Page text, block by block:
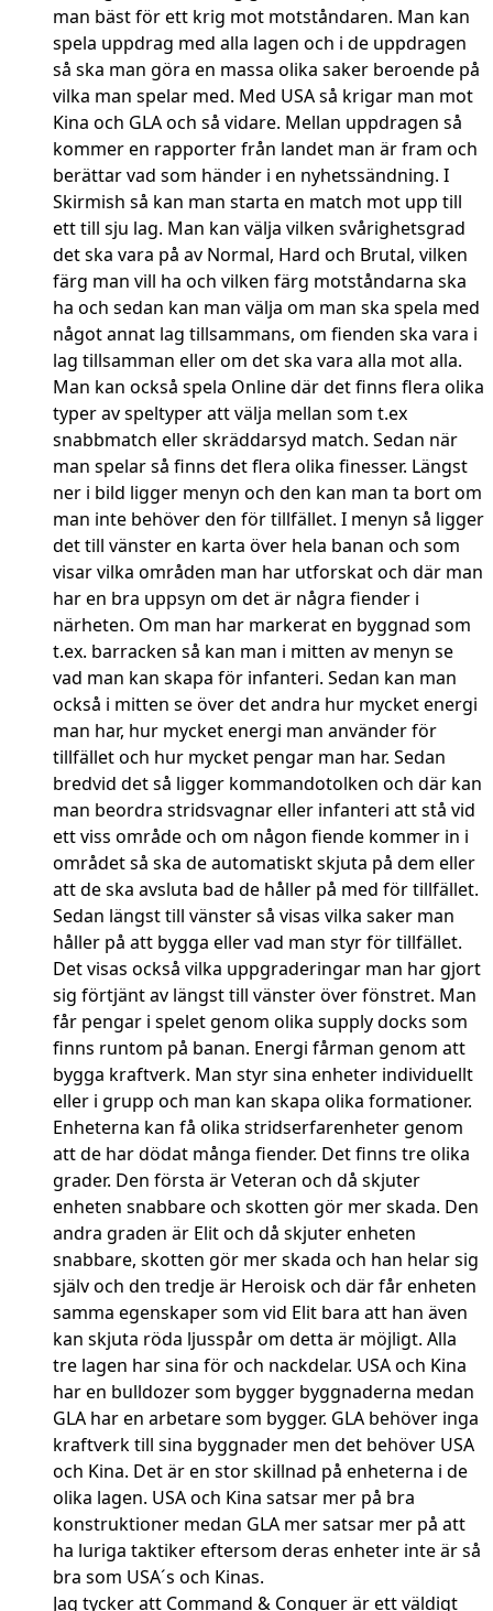
man bäst för ett krig mot motståndaren. Man kan
spela uppdrag med alla lagen och i de uppdragen
så ska man göra en massa olika saker beroende på
vilka man spelar med. Med USA så krigar man mot
Kina och GLA och så vidare. Mellan uppdragen så
kommer en rapporter från landet man är fram och
berättar vad som händer i en nyhetssändning. I
Skirmish så kan man starta en match mot upp till
ett till sju lag. Man kan välja vilken svårighetsgrad
det ska vara på av Normal, Hard och Brutal, vilken
färg man vill ha och vilken färg motståndarna ska
ha och sedan kan man välja om man ska spela med
något annat lag tillsammans, om fienden ska vara i
lag tillsamman eller om det ska vara alla mot alla.
Man kan också spela Online där det finns flera olika
typer av speltyper att välja mellan som t.ex
snabbmatch eller skräddarsyd match. Sedan när
man spelar så finns det flera olika finesser. Längst
ner i bild ligger menyn och den kan man ta bort om
man inte behöver den för tillfället. I menyn så ligger
det till vänster en karta över hela banan och som
visar vilka områden man har utforskat och där man
har en bra uppsyn om det är några fiender i
närheten. Om man har markerat en byggnad som
t.ex. barracken så kan man i mitten av menyn se
vad man kan skapa för infanteri. Sedan kan man
också i mitten se över det andra hur mycket energi
man har, hur mycket energi man använder för
tillfället och hur mycket pengar man har. Sedan
bredvid det så ligger kommandotolken och där kan
man beordra stridsvagnar eller infanteri att stå vid
ett viss område och om någon fiende kommer in i
området så ska de automatiskt skjuta på dem eller
att de ska avsluta bad de håller på med för tillfället.
Sedan längst till vänster så visas vilka saker man
håller på att bygga eller vad man styr för tillfället.
Det visas också vilka uppgraderingar man har gjort
sig förtjänt av längst till vänster över fönstret. Man
får pengar i spelet genom olika supply docks som
finns runtom på banan. Energi fårman genom att
bygga kraftverk. Man styr sina enheter individuellt
eller i grupp och man kan skapa olika formationer.
Enheterna kan få olika stridserfarenheter genom
att de har dödat många fiender. Det finns tre olika
grader. Den första är Veteran och då skjuter
enheten snabbare och skotten gör mer skada. Den
andra graden är Elit och då skjuter enheten
snabbare, skotten gör mer skada och han helar sig
själv och den tredje är Heroisk och där får enheten
samma egenskaper som vid Elit bara att han även
kan skjuta röda ljusspår om detta är möjligt. Alla
tre lagen har sina för och nackdelar. USA och Kina
har en bulldozer som bygger byggnaderna medan
GLA har en arbetare som bygger. GLA behöver inga
kraftverk till sina byggnader men det behöver USA
och Kina. Det är en stor skillnad på enheterna i de
olika lagen. USA och Kina satsar mer på bra
konstruktioner medan GLA mer satsar mer på att
ha luriga taktiker eftersom deras enheter inte är så
bra som USA´s och Kinas.
Jag tycker att Command & Conquer är ett väldigt